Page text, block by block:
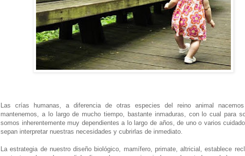
Las crías humanas, a diferencia de otras especies del reino animal
mantenemos, a lo largo de mucho tiempo, bastante inmaduras, con lo cual para
somos inherentemente muy dependientes a lo largo de años, de uno o varios
sepan interpretar nuestras necesidades y cubrirlas de inmediato.
La estrategia de nuestro diseño biológico, mamífero, primate, altricial, establece